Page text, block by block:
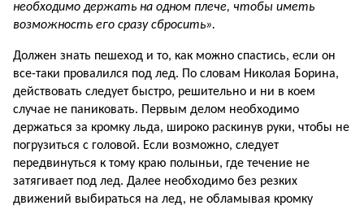
необходимо держать на одном плече, чтобы иметь
возможность его сразу сбросить».
Должен знать пешеход и то, как можно спастись, если он
все-­таки провалился под лед. По словам Николая Борина,
действовать следует быстро, решительно и ни в коем
случае не паниковать. Первым делом необходимо
держаться за кромку льда, широко раскинув руки, чтобы не
погрузиться с головой. Если возможно, следует
передвинуться к тому краю полыньи, где течение не
затягивает под лед. Далее необходимо без резких
движений выбираться на лед, не обламывая кромку